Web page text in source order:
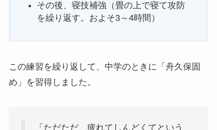
その後、寝技補強（畳の上で寝て攻防
を繰り返す。およそ3～4時間）
この練習を繰り返して、中学のときに「舟久保固
め」を習得しました。
「ただただ、疲れてしんどくてという